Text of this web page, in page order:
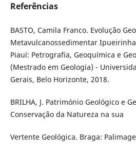
Referências
BASTO, Camila Franco. Evolução
Metavulcanossedimentar
Piauí: Petrografia, Geoquímica e
(Mestrado em Geologia) -
Gerais, Belo Horizonte, 2018.
BRILHA, J. Património Geológico e
Conservação da Natureza na sua
Vertente Geológica. Braga: